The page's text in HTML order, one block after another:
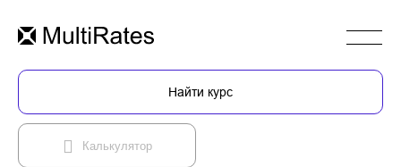
Найти курс
Калькулятор